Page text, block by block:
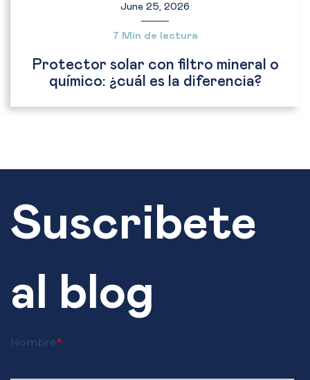
June 25, 2026
7 Min de lectura
Protector solar con filtro mineral o
químico: ¿cuál es la diferencia?
Suscribete
al blog